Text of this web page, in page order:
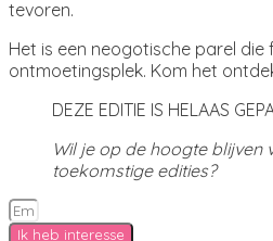
tevoren.
Het is een neogotische parel
ontmoetingsplek. Kom het
DEZE EDITIE IS HELAAS
Wil je op de hoogte blijven
toekomstige edities?
Ik heb interesse